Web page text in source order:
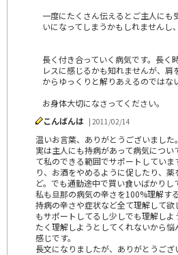
一度にたくさん伝えるとご主人にも
いになってしまうかもしれませんし
長く付き合っていく病気です。長く
レスに感じるかも知れませんが、
からゆっくりと解りあえるのではな
お身体大切になさってください。
こんばんは | 2011/02/14
温いお言葉、ありがとうございました。
実は主人にも持病があって病気につ
て私のできる範囲でサポートしてい
り、お酒をやめるように促したり、
ど。でも通勤途中で買い食いばかりし
私も旦那の病気の辛さを100%理解す
持病の辛さや症状など全て理解して欲
もサポートしてるし少しでも理解し
たく理解しようとしてくれないから悩
感じです。
長文になりましたが、ありがとうござ